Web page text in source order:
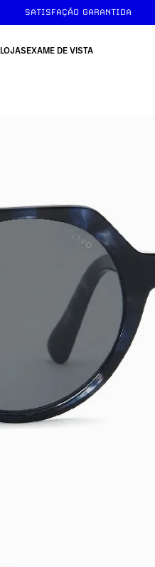
SATISFAÇÃO GARANTIDA
LOJASEXAME DE VISTA